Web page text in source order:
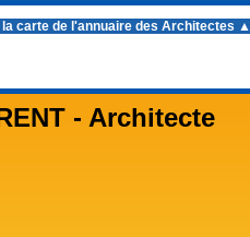
carte de l'annuaire des Architectes ▲
- Architecte